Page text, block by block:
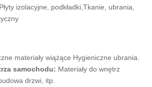
Płyty izolacyjne, podkładki, Tkanie, ubrania,
materiały wiążące Hygieniczne ubrania.
samochodu: Materiały do wnętrz
drzwi , itp.